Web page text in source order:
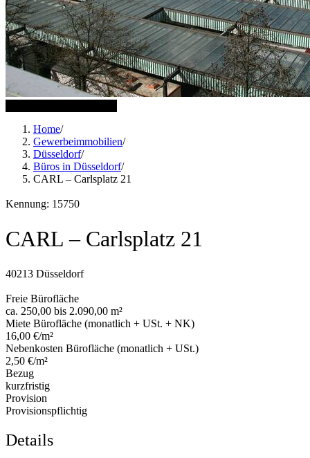
Home/
Gewerbeimmobilien/
Düsseldorf/
Büros in Düsseldorf/
CARL – Carlsplatz 21
Kennung: 15750
CARL – Carlsplatz 21
40213 Düsseldorf
Freie Bürofläche
ca. 250,00 bis 2.090,00 m²
Miete Bürofläche (monatlich + USt. + NK)
16,00 €/m²
Nebenkosten Bürofläche (monatlich + USt.)
2,50 €/m²
Bezug
kurzfristig
Provision
Provisionspflichtig
Details